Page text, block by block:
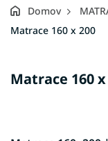
Domov
Matrace 160 x 200
Matrace 160 x